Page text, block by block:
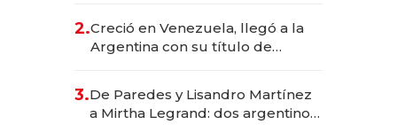
2.Creció en Venezuela, llegó a la
Argentina con su título de
las marcas "fast premium"
3.De Paredes y Lisandro Martínez
a Mirtha Legrand: dos argentinos